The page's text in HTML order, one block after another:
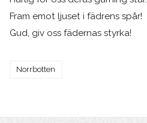
Fram emot ljuset i fädrens spår!
Gud, giv oss fädernas styrka!
Norrbotten